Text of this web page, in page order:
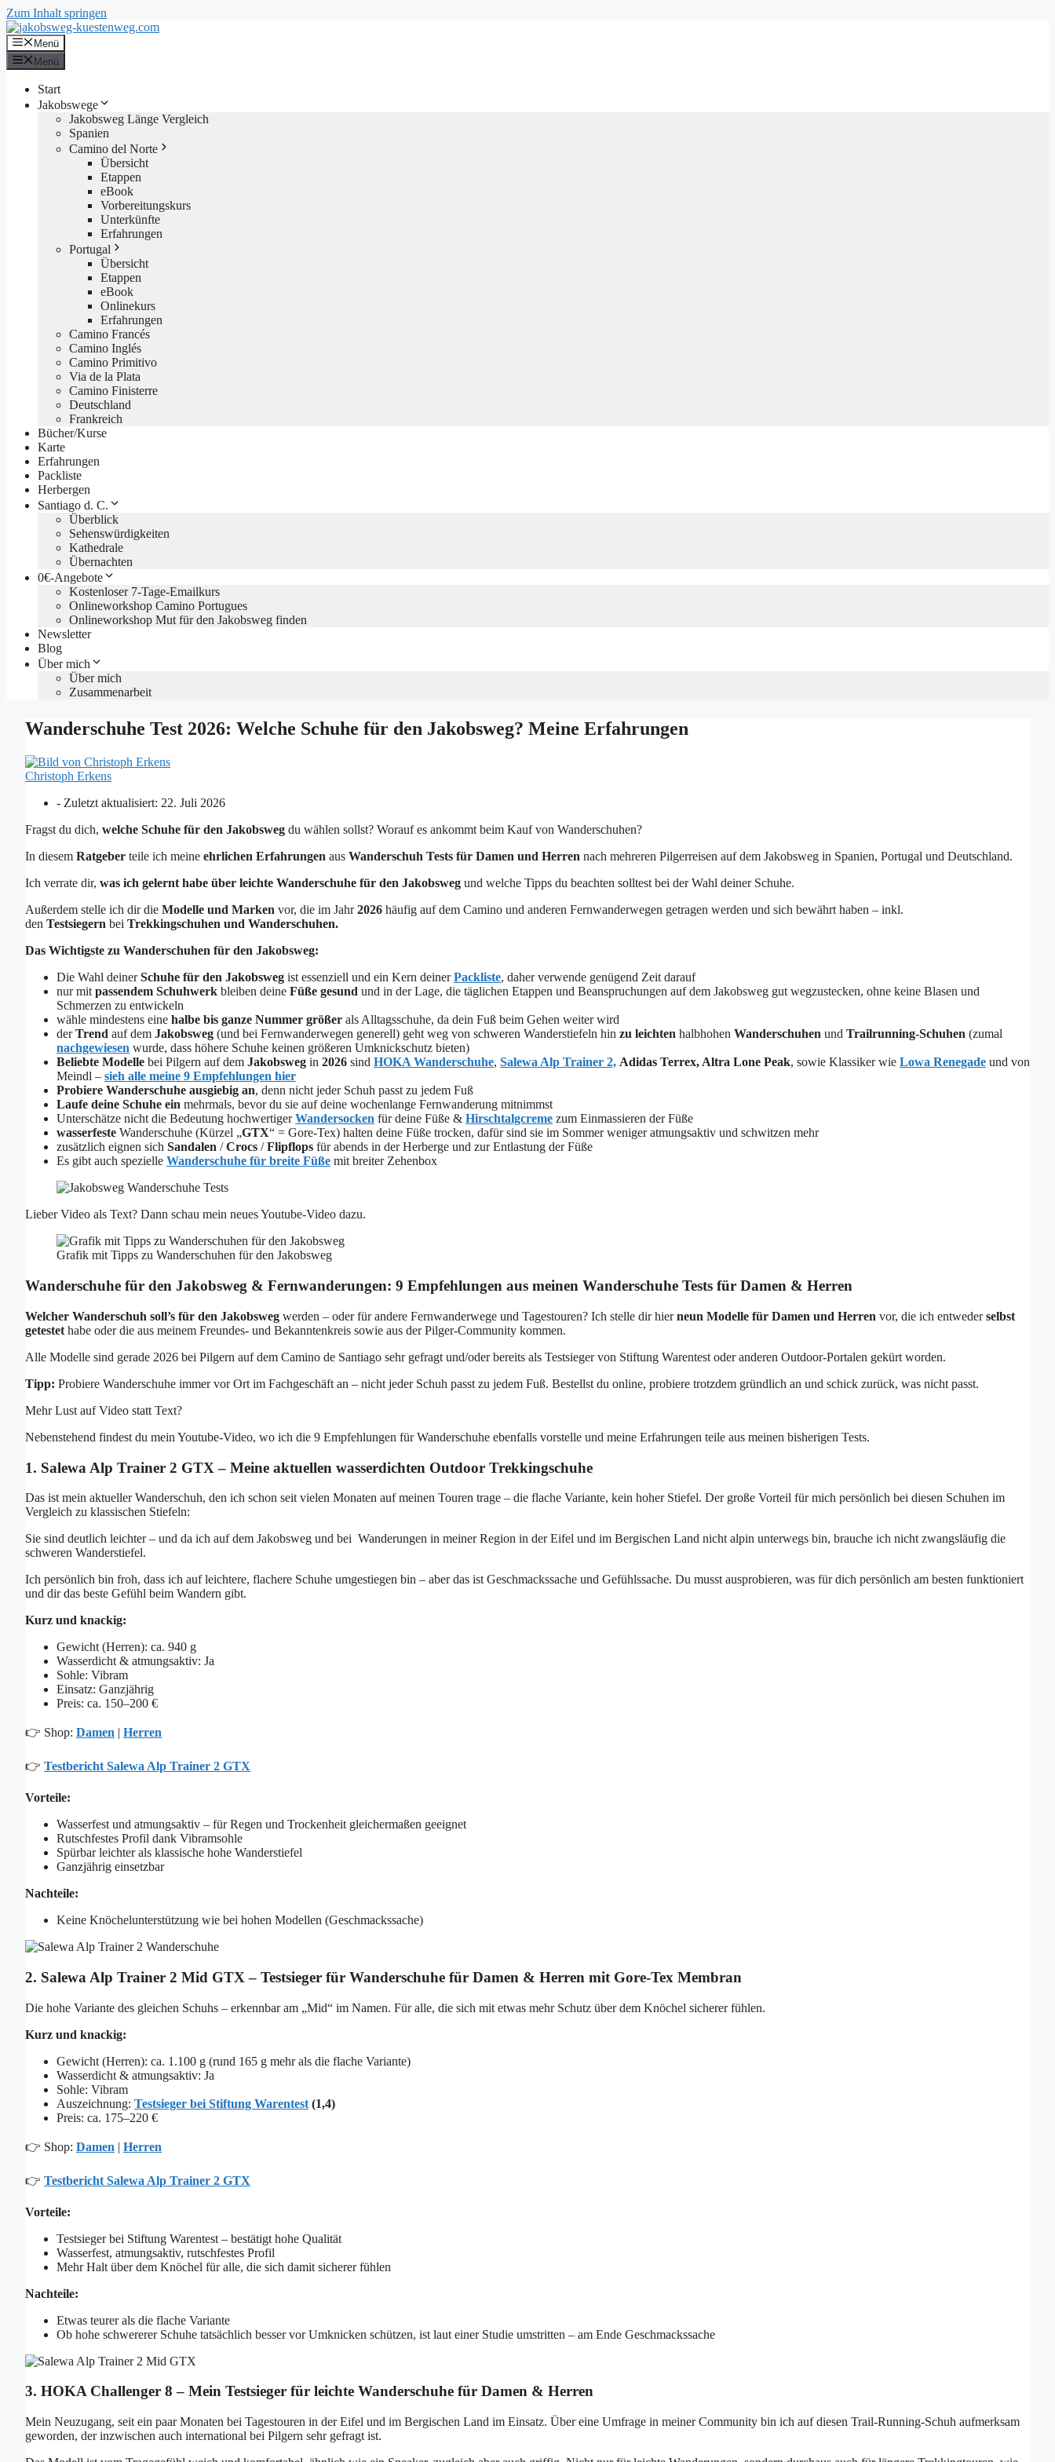
Zum Inhalt springen
Menü
Menü
Start
Jakobswege
Jakobsweg Länge Vergleich
Spanien
Camino del Norte
Übersicht
Etappen
eBook
Vorbereitungskurs
Unterkünfte
Erfahrungen
Portugal
Übersicht
Etappen
eBook
Onlinekurs
Erfahrungen
Camino Francés
Camino Inglés
Camino Primitivo
Via de la Plata
Camino Finisterre
Deutschland
Frankreich
Bücher/Kurse
Karte
Erfahrungen
Packliste
Herbergen
Santiago d. C.
Überblick
Sehenswürdigkeiten
Kathedrale
Übernachten
0€-Angebote
Kostenloser 7-Tage-Emailkurs
Onlineworkshop Camino Portugues
Onlineworkshop Mut für den Jakobsweg finden
Newsletter
Blog
Über mich
Über mich
Zusammenarbeit
Wanderschuhe Test 2026: Welche Schuhe für den Jakobsweg? Meine Erfahrungen
Christoph Erkens
- Zuletzt aktualisiert: 22. Juli 2026
Fragst du dich, welche Schuhe für den Jakobsweg du wählen sollst? Worauf es ankommt beim Kauf von Wanderschuhen?
In diesem Ratgeber teile ich meine ehrlichen Erfahrungen aus Wanderschuh Tests für Damen und Herren nach mehreren Pilgerreisen auf dem Jakobsweg in Spanien, Portugal und Deutschland.
Ich verrate dir, was ich gelernt habe über leichte Wanderschuhe für den Jakobsweg und welche Tipps du beachten solltest bei der Wahl deiner Schuhe.
Außerdem stelle ich dir die Modelle und Marken vor, die im Jahr2026 häufig auf dem Camino und anderen Fernwanderwegen getragen werden und sich bewährt haben – inkl.
den Testsiegern bei Trekkingschuhen und Wanderschuhen.
Das Wichtigste zu Wanderschuhen für den Jakobsweg:
Die Wahl deinerSchuhe für den Jakobsweg ist essenziell und ein Kern deinerPackliste, daher verwende genügend Zeit darauf
nur mitpassendem Schuhwerk bleiben deine Füße gesund und in der Lage, die täglichen Etappen und Beanspruchungen auf dem Jakobsweg gut wegzustecken, ohne keine Blasen und
Schmerzen zu entwickeln
wähle mindestens eine halbe bis ganze Nummer größer als Alltagsschuhe, da dein Fuß beim Gehen weiter wird
derTrend auf dem Jakobsweg (und bei Fernwanderwegen generell) geht weg von schweren Wanderstiefeln hin zu leichten halbhohen Wanderschuhen und Trailrunning-Schuhen (zumal
nachgewiesen wurde, dass höhere Schuhe keinen größeren Umknickschutz bieten)
Beliebte Modelle bei Pilgern auf dem Jakobsweg in 2026 sind HOKA Wanderschuhe, Salewa Alp Trainer 2, Adidas Terrex, Altra Lone Peak, sowie Klassiker wie Lowa Renegade und von
Meindl – sieh alle meine 9 Empfehlungen hier
Probiere Wanderschuhe ausgiebig an, denn nicht jeder Schuh passt zu jedem Fuß
Laufe deine Schuhe ein mehrmals, bevor du sie auf deine wochenlange Fernwanderung mitnimmst
Unterschätze nicht die Bedeutung hochwertigerWandersocken für deine Füße & Hirschtalgcreme zum Einmassieren der Füße
wasserfeste Wanderschuhe (Kürzel „GTX“ = Gore-Tex) halten deine Füße trocken, dafür sind sie im Sommer weniger atmungsaktiv und schwitzen mehr
zusätzlich eignen sich Sandalen /Crocs /Flipflops für abends in der Herberge und zur Entlastung der Füße
Es gibt auch spezielle Wanderschuhe für breite Füße mit breiter Zehenbox
Lieber Video als Text? Dann schau mein neues Youtube-Video dazu.
Grafik mit Tipps zu Wanderschuhen für den Jakobsweg
Wanderschuhe für den Jakobsweg & Fernwanderungen: 9 Empfehlungen aus meinen Wanderschuhe Tests für Damen & Herren
Welcher Wanderschuh soll’s für den Jakobsweg werden – oder für andere Fernwanderwege und Tagestouren? Ich stelle dir hierneun Modelle für Damen und Herren vor, die ich entwederselbst
getestet habe oder die aus meinem Freundes- und Bekanntenkreis sowie aus der Pilger-Community kommen.
Alle Modelle sind gerade 2026 bei Pilgern auf dem Camino de Santiago sehr gefragt und/oder bereits als Testsieger von Stiftung Warentest oder anderen Outdoor-Portalen gekürt worden.
Tipp: Probiere Wanderschuhe immer vor Ort im Fachgeschäft an – nicht jeder Schuh passt zu jedem Fuß. Bestellst du online, probiere trotzdem gründlich an und schick zurück, was nicht passt.
Mehr Lust auf Video statt Text?
Nebenstehend findest du mein Youtube-Video, wo ich die 9 Empfehlungen für Wanderschuhe ebenfalls vorstelle und meine Erfahrungen teile aus meinen bisherigen Tests.
1. Salewa Alp Trainer 2 GTX – Meine aktuellen wasserdichten Outdoor Trekkingschuhe
Das ist mein aktueller Wanderschuh, den ich schon seit vielen Monaten auf meinen Touren trage – die flache Variante, kein hoher Stiefel. Der große Vorteil für mich persönlich bei diesen Schuhen im
Vergleich zu klassischen Stiefeln:
Sie sind deutlich leichter – und da ich auf dem Jakobsweg und bei Wanderungen in meiner Region in der Eifel und im Bergischen Land nicht alpin unterwegs bin, brauche ich nicht zwangsläufig die
schweren Wanderstiefel.
Ich persönlich bin froh, dass ich auf leichtere, flachere Schuhe umgestiegen bin – aber das ist Geschmackssache und Gefühlssache. Du musst ausprobieren, was für dich persönlich am besten funktioniert
und dir das beste Gefühl beim Wandern gibt.
Kurz und knackig:
Gewicht (Herren): ca. 940 g
Wasserdicht & atmungsaktiv: Ja
Sohle: Vibram
Einsatz: Ganzjährig
Preis: ca. 150–200 €
👉 Shop: Damen | Herren
👉 Testbericht Salewa Alp Trainer 2 GTX
Vorteile:
Wasserfest und atmungsaktiv – für Regen und Trockenheit gleichermaßen geeignet
Rutschfestes Profil dank Vibramsohle
Spürbar leichter als klassische hohe Wanderstiefel
Ganzjährig einsetzbar
Nachteile:
Keine Knöchelunterstützung wie bei hohen Modellen (Geschmackssache)
2. Salewa Alp Trainer 2 Mid GTX – Testsieger für Wanderschuhe für Damen & Herren mit Gore-Tex Membran
Die hohe Variante des gleichen Schuhs – erkennbar am „Mid“ im Namen. Für alle, die sich mit etwas mehr Schutz über dem Knöchel sicherer fühlen.
Kurz und knackig:
Gewicht (Herren): ca. 1.100 g (rund 165 g mehr als die flache Variante)
Wasserdicht & atmungsaktiv: Ja
Sohle: Vibram
Auszeichnung: Testsieger bei Stiftung Warentest (1,4)
Preis: ca. 175–220 €
👉 Shop: Damen | Herren
👉 Testbericht Salewa Alp Trainer 2 GTX
Vorteile:
Testsieger bei Stiftung Warentest – bestätigt hohe Qualität
Wasserfest, atmungsaktiv, rutschfestes Profil
Mehr Halt über dem Knöchel für alle, die sich damit sicherer fühlen
Nachteile:
Etwas teurer als die flache Variante
Ob hohe schwererer Schuhe tatsächlich besser vor Umknicken schützen, ist laut einer Studie umstritten – am Ende Geschmackssache
3. HOKA Challenger 8 – Mein Testsieger für leichte Wanderschuhe für Damen & Herren
Mein Neuzugang, seit ein paar Monaten bei Tagestouren in der Eifel und im Bergischen Land im Einsatz. Über eine Umfrage in meiner Community bin ich auf diesen Trail-Running-Schuh aufmerksam
geworden, der inzwischen auch international bei Pilgern sehr gefragt ist.